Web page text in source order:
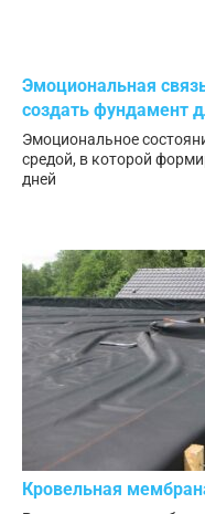
Эмоциональная
создать фундамент
Эмоциональное
средой, в которой
дней
Кровельная